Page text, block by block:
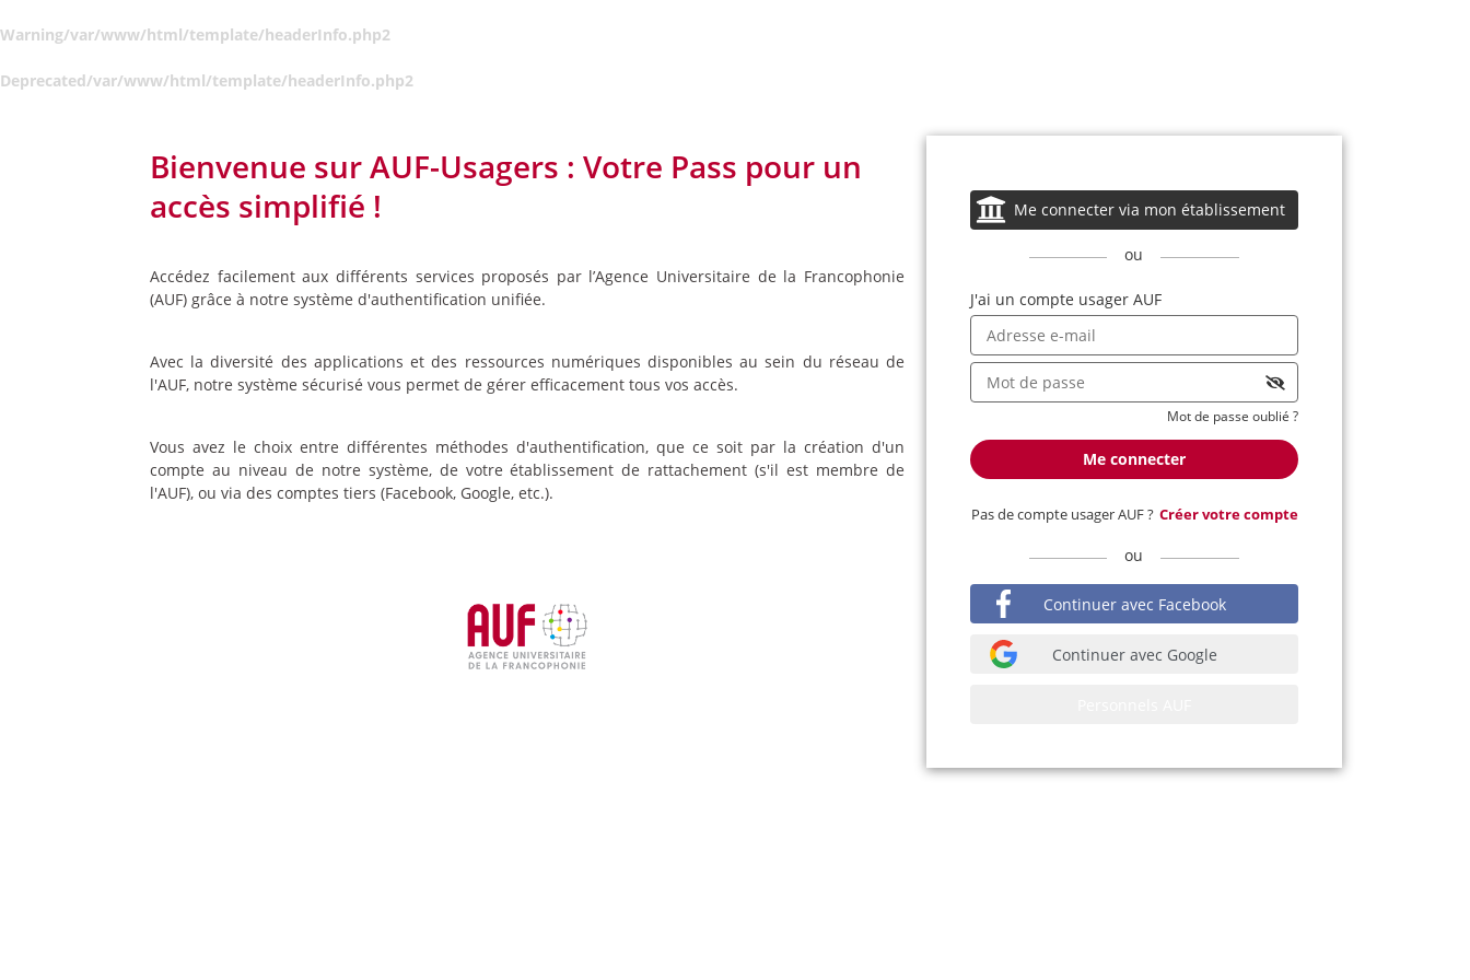
Warning/var/www/html/template/headerInfo.php2
Deprecated/var/www/html/template/headerInfo.php2
Bienvenue sur AUF-Usagers : Votre Pass pour un
accès simplifié !
Accédez facilement aux différents services proposés par l’Agence Universitaire de la Francophonie
(AUF) grâce à notre système d'authentification unifiée.
Avec la diversité des applications et des ressources numériques disponibles au sein du réseau de
l'AUF, notre système sécurisé vous permet de gérer efficacement tous vos accès.
Vous avez le choix entre différentes méthodes d'authentification, que ce soit par la création d'un
compte au niveau de notre système, de votre établissement de rattachement (s'il est membre de
l'AUF), ou via des comptes tiers (Facebook, Google, etc.).
Continuer avec Facebook
Continuer avec Google
Me connecter via mon établissement
ou
J'ai un compte usager AUF
Mot de passe oublié ?
Me connecter
Pas de compte usager AUF ? Créer votre compte
ou